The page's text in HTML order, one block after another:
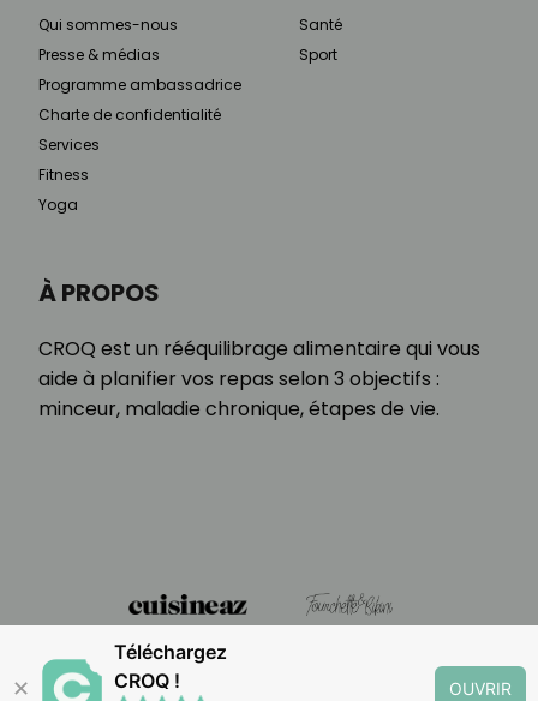
À PROPOS
CROQ est un rééquilibrage alimentaire qui vous
aide à planifier vos repas selon 3 objectifs :
minceur, maladie chronique, étapes de vie.
Qui sommes-nous
Presse & médias
Programme ambassadrice
Charte de confidentialité
Services
Fitness
Yoga
Santé
Sport
✕
Téléchargez
CROQ !
OUVRIR